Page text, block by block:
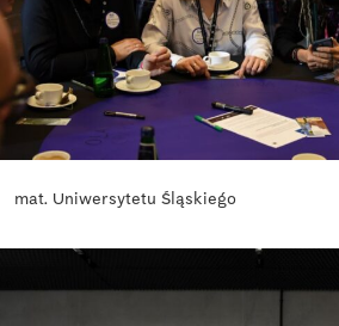
mat. Uniwersytetu Śląskiego